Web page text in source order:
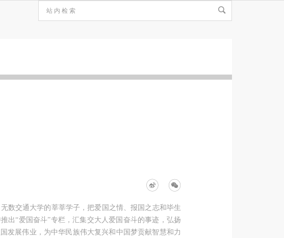
数交通大学的莘莘学子，把爱国之情、报国之志和毕生
出“爱国奋斗”专栏，汇集交大人爱国奋斗的事迹，弘扬
发展伟业，为中华民族伟大复兴和中国梦贡献智慧和力